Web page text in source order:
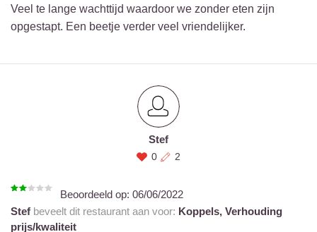
Veel te lange wachttijd waardoor we zonder eten zijn
opgestapt. Een beetje verder veel vriendelijker.
Stef
0 2
Beoordeeld op: 06/06/2022
Stef beveelt dit restaurant aan voor: Koppels, Verhouding
prijs/kwaliteit